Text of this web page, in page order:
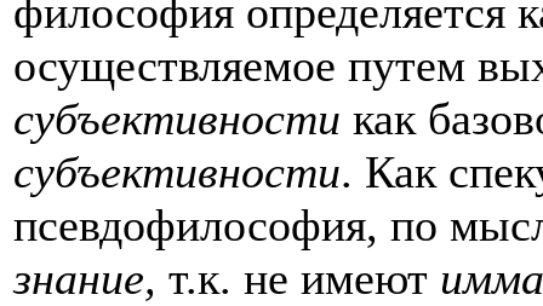
философия определяется
осуществляемое путем
субъективности как
субъективности. Как
псевдофилософия, по
знание, т.к. не имеют